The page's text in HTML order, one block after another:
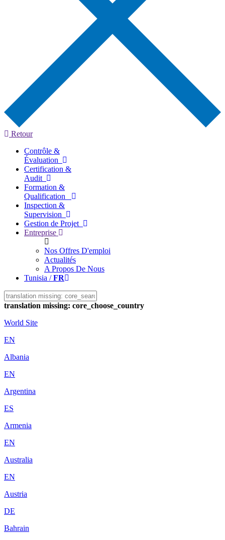
Retour
Contrôle &
Évaluation
Certification &
Audit
Formation &
Qualification
Inspection &
Supervision
Gestion de Projet
Entreprise
Nos Offres D'emploi
Actualités
A Propos De Nous
Tunisia /FR
translation missing: core_choose_country
World Site
EN
Albania
EN
Argentina
ES
Armenia
EN
Australia
EN
Austria
DE
Bahrain